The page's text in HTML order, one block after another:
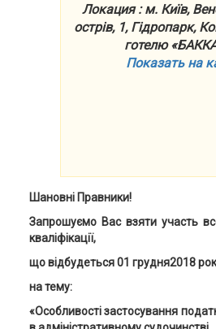
Локация : м. Київ,
острів, 1, Гідропарк,
готелю
Показать на
Шановні Правники!
Запрошуємо Вас взяти участь
кваліфікації,
що відбудеться01 грудня2018
на тему:
«Особливості застосування